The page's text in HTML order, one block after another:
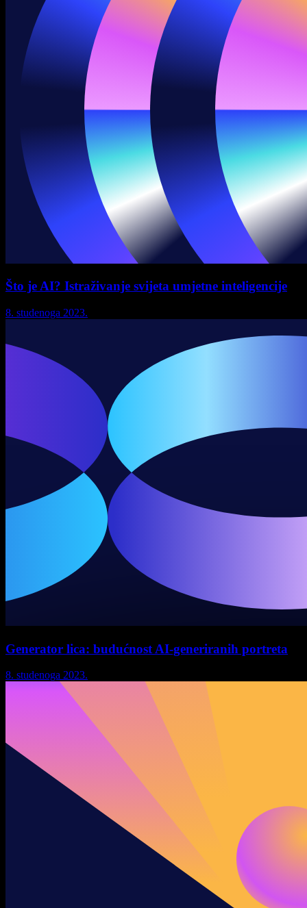
Što je AI? Istraživanje svijeta umjetne inteligencije
8. studenoga 2023.
Generator lica: budućnost AI-generiranih portreta
8. studenoga 2023.